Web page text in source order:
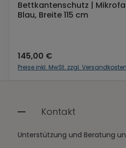
Sternen In den Warenkorb
Durchschnittliche Bewertung
Bettkantenschutz |
Blau, Breite 115 cm
145,00 €
Preise inkl. MwSt. zzgl. Versandkosten
Kontakt
Unterstützung und Beratung